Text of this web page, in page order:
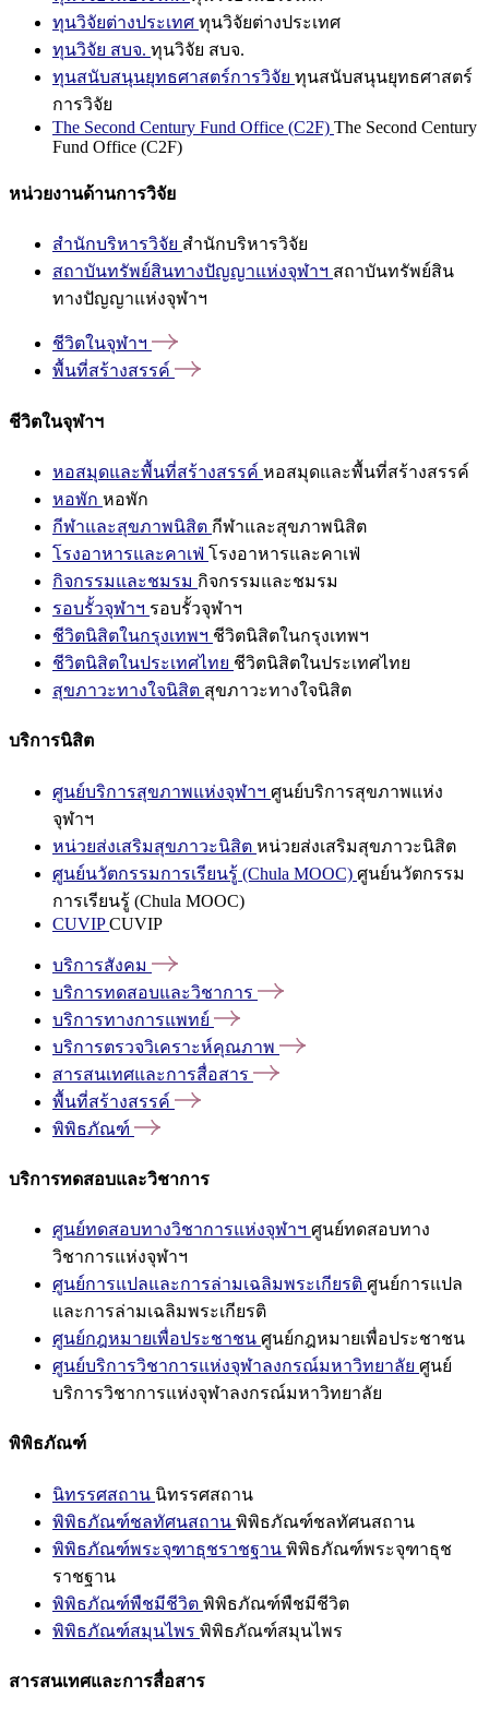
ทุนวิจัยต่างประเทศ ทุนวิจัยต่างประเทศ
ทุนวิจัย สบจ. ทุนวิจัย สบจ.
ทุนสนับสนุนยุทธศาสตร์การวิจัย ทุนสนับสนุนยุทธศาสตร์
การวิจัย
The Second Century Fund Office (C2F) The Second Century
Fund Office (C2F)
หน่วยงานด้านการวิจัย
สำนักบริหารวิจัย สำนักบริหารวิจัย
สถาบันทรัพย์สินทางปัญญาแห่งจุฬาฯ สถาบันทรัพย์สิน
ทางปัญญาแห่งจุฬาฯ
ชีวิตในจุฬาฯ
พื้นที่สร้างสรรค์
ชีวิตในจุฬาฯ
หอสมุดและพื้นที่สร้างสรรค์ หอสมุดและพื้นที่สร้างสรรค์
หอพัก หอพัก
กีฬาและสุขภาพนิสิต กีฬาและสุขภาพนิสิต
โรงอาหารและคาเฟ่ โรงอาหารและคาเฟ่
กิจกรรมและชมรม กิจกรรมและชมรม
รอบรั้วจุฬาฯ รอบรั้วจุฬาฯ
ชีวิตนิสิตในกรุงเทพฯ ชีวิตนิสิตในกรุงเทพฯ
ชีวิตนิสิตในประเทศไทย ชีวิตนิสิตในประเทศไทย
สุขภาวะทางใจนิสิต สุขภาวะทางใจนิสิต
บริการนิสิต
ศูนย์บริการสุขภาพแห่งจุฬาฯ ศูนย์บริการสุขภาพแห่ง
จุฬาฯ
หน่วยส่งเสริมสุขภาวะนิสิต หน่วยส่งเสริมสุขภาวะนิสิต
ศูนย์นวัตกรรมการเรียนรู้ (Chula MOOC) ศูนย์นวัตกรรม
การเรียนรู้ (Chula MOOC)
CUVIPCUVIP
บริการสังคม
บริการทดสอบและวิชาการ
บริการทางการแพทย์
บริการตรวจวิเคราะห์คุณภาพ
สารสนเทศและการสื่อสาร
พื้นที่สร้างสรรค์
พิพิธภัณฑ์
บริการทดสอบและวิชาการ
ศูนย์ทดสอบทางวิชาการแห่งจุฬาฯ ศูนย์ทดสอบทาง
วิชาการแห่งจุฬาฯ
ศูนย์การแปลและการล่ามเฉลิมพระเกียรติ ศูนย์การแปล
และการล่ามเฉลิมพระเกียรติ
ศูนย์กฎหมายเพื่อประชาชน ศูนย์กฎหมายเพื่อประชาชน
ศูนย์บริการวิชาการแห่งจุฬาลงกรณ์มหาวิทยาลัย ศูนย์
บริการวิชาการแห่งจุฬาลงกรณ์มหาวิทยาลัย
พิพิธภัณฑ์
นิทรรศสถาน นิทรรศสถาน
พิพิธภัณฑ์ชลทัศนสถาน พิพิธภัณฑ์ชลทัศนสถาน
พิพิธภัณฑ์พระจุฑาธุชราชฐาน พิพิธภัณฑ์พระจุฑาธุช
ราชฐาน
พิพิธภัณฑ์พืชมีชีวิต พิพิธภัณฑ์พืชมีชีวิต
พิพิธภัณฑ์สมุนไพร พิพิธภัณฑ์สมุนไพร
สารสนเทศและการสื่อสาร